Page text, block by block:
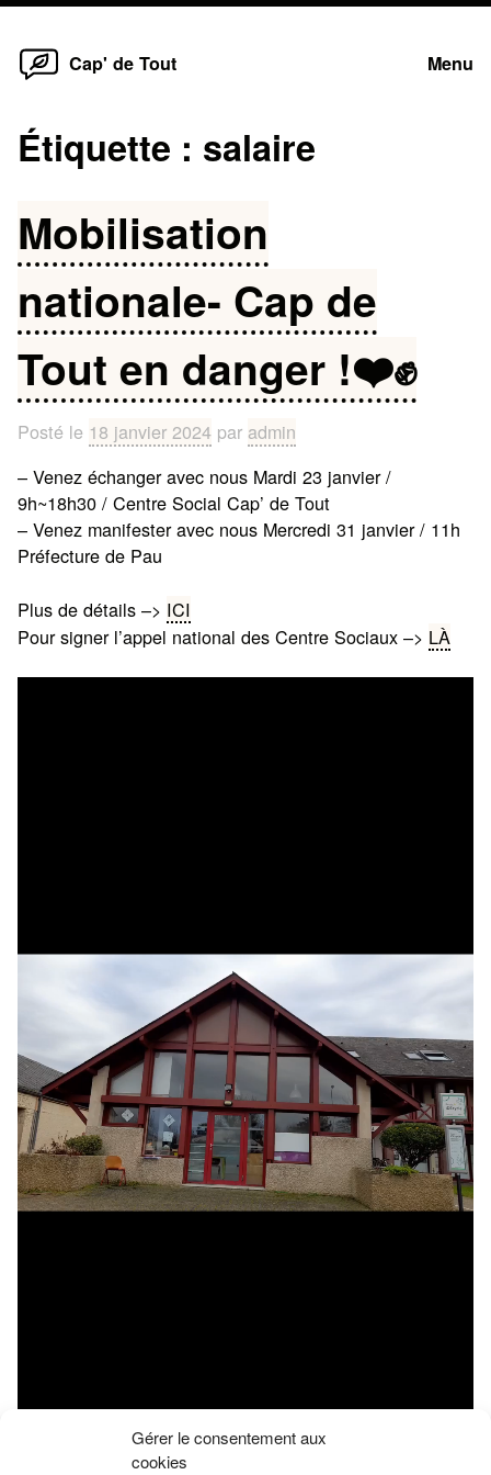
Gérer le consentement aux
cookies
Skip
Cap' de Tout Menu
Étiquette : salaire
Mobilisation
nationale- Cap de
Tout en danger !❤️✊
Posté le 18 janvier 2024 par admin
– Venez échanger avec nous Mardi 23 janvier /
9h~18h30 / Centre Social Cap’ de Tout
– Venez manifester avec nous Mercredi 31 janvier / 11h
Préfecture de Pau
Plus de détails –> ICI
Pour signer l’appel national des Centre Sociaux –> LÀ